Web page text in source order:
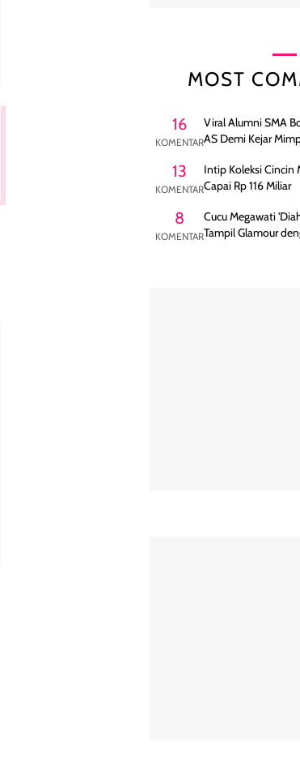
MOST
16
KOMENTAR
Viral Alumni SMA
AS Demi Kejar
13
KOMENTAR
Intip Koleksi Cincin
Capai Rp 116 Miliar
8
KOMENTAR
Cucu Megawati
Tampil Glamour